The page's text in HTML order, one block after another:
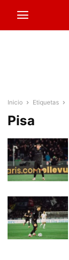
Inicio Etiquetas
Pisa